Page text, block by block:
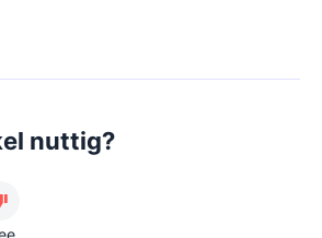
nuttig?